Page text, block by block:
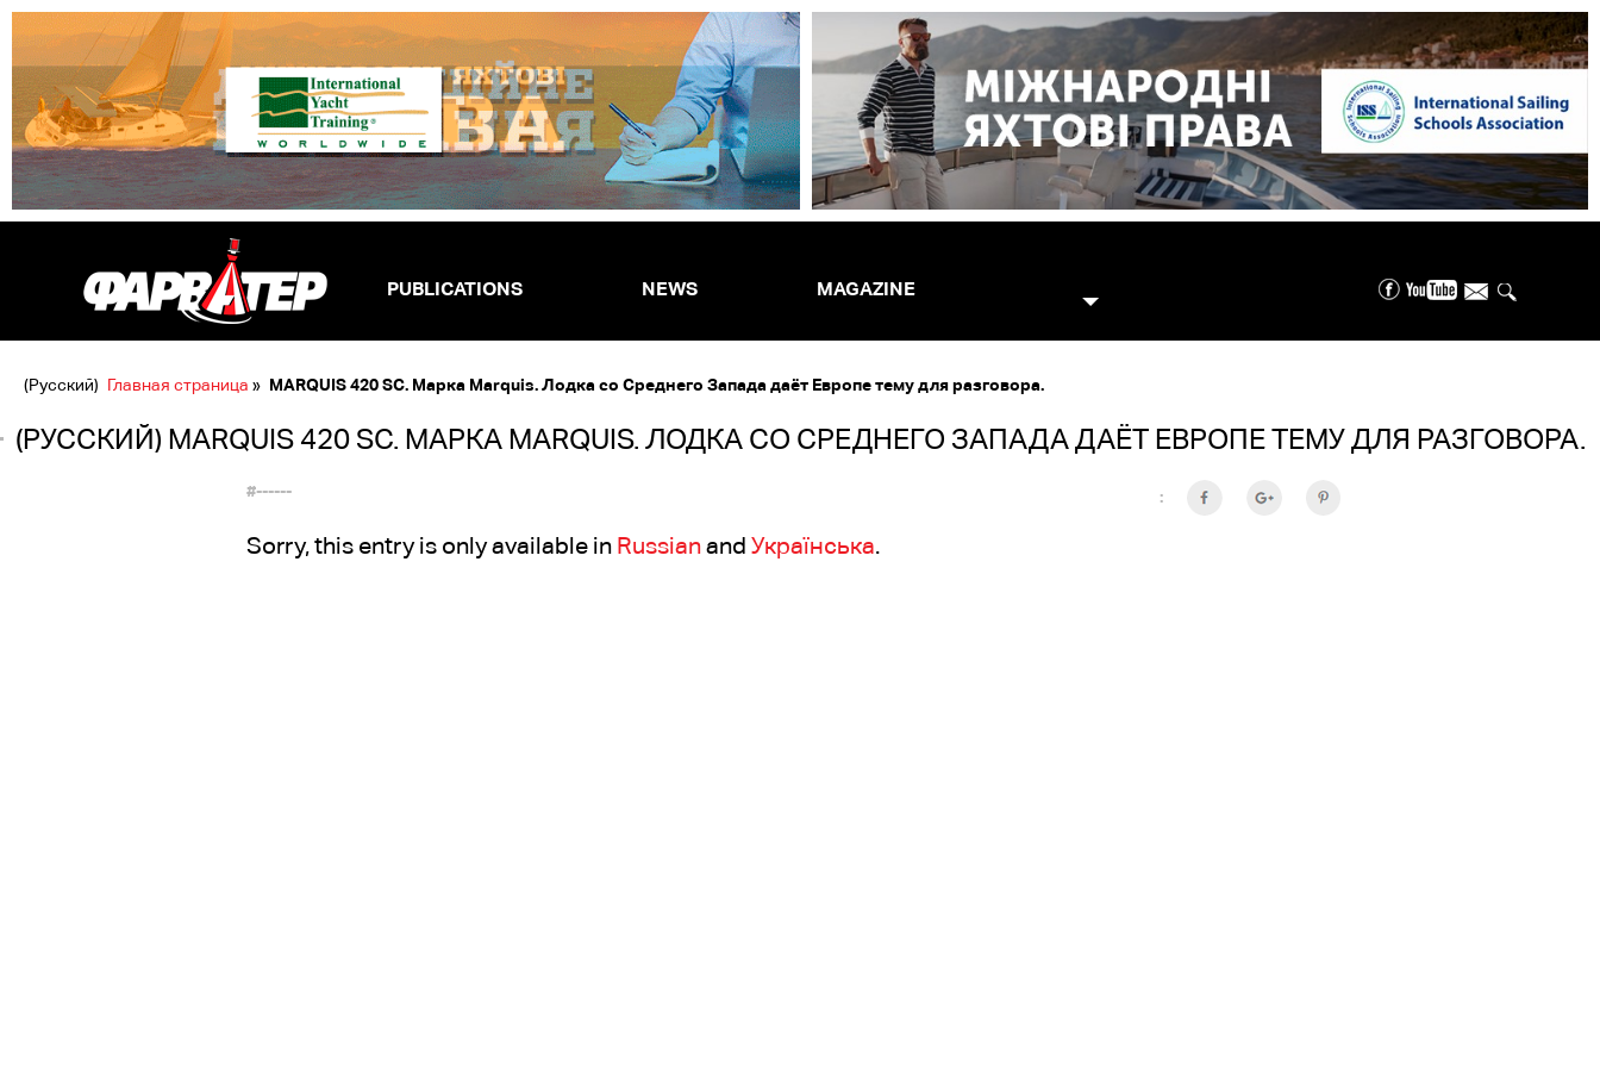
PUBLICATIONS NEWS MAGAZINE
(Русский) Главная страница » MARQUIS 420 SC. Марка Marquis. Лодка со Среднего Запада даёт Европе тему для разговора.
(РУССКИЙ) MARQUIS 420 SC. МАРКА MARQUIS. ЛОДКА СО СРЕДНЕГО ЗАПАДА ДАЁТ ЕВРОПЕ ТЕМУ ДЛЯ РАЗГОВОРА.
#------ :
Sorry, this entry is only available in Russianand Українська.